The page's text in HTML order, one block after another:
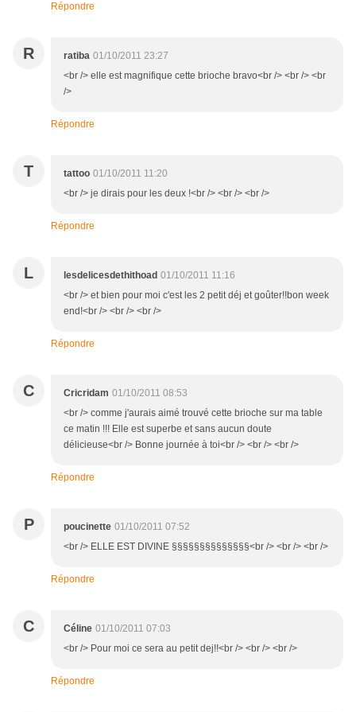
Répondre
R ratiba 01/10/2011 23:27
<br /> elle est magnifique cette brioche bravo<br /> <br /> <br
/>
Répondre
T tattoo 01/10/2011 11:20
<br /> je dirais pour les deux !<br /> <br /> <br />
Répondre
L lesdelicesdethithoad 01/10/2011 11:16
<br /> et bien pour moi c'est les 2 petit déj et goûter!!bon week
end!<br /> <br /> <br />
Répondre
C Cricridam 01/10/2011 08:53
<br /> comme j'aurais aimé trouvé cette brioche sur ma table
ce matin !!! Elle est superbe et sans aucun doute
délicieuse<br /> Bonne journée à toi<br /> <br /> <br />
Répondre
P poucinette 01/10/2011 07:52
<br /> ELLE EST DIVINE §§§§§§§§§§§§§§<br /> <br /> <br />
Répondre
C Céline 01/10/2011 07:03
<br /> Pour moi ce sera au petit dej!!<br /> <br /> <br />
Répondre